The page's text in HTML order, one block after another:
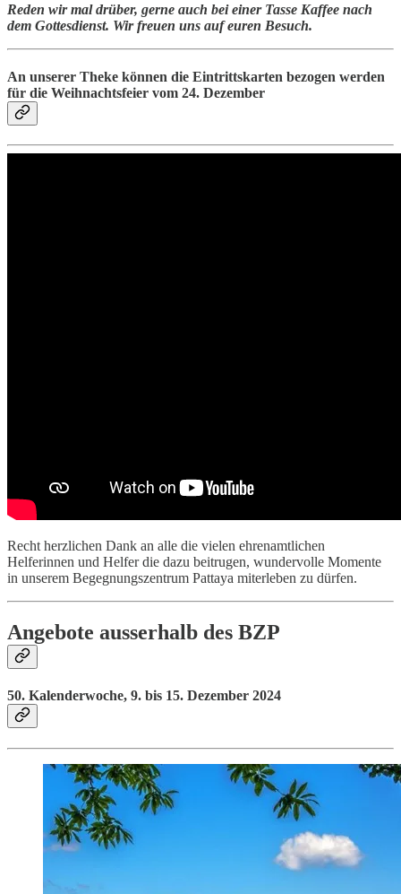
Reden wir mal drüber, gerne auch bei einer Tasse Kaffee nach
dem Gottesdienst. Wir freuen uns auf euren Besuch.
An unserer Theke können die Eintrittskarten bezogen werden
für die Weihnachtsfeier vom 24. Dezember
Recht herzlichen Dank an alle die vielen ehrenamtlichen
Helferinnen und Helfer die dazu beitrugen, wundervolle Momente
in unserem Begegnungszentrum Pattaya miterleben zu dürfen.
Angebote ausserhalb des BZP
50. Kalenderwoche, 9. bis 15. Dezember 2024